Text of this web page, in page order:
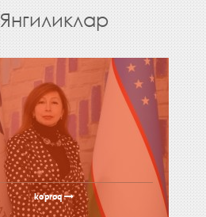
Янгиликлар
ko'proq